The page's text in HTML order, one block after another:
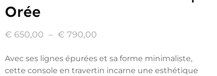
Orée
€ 650,00 – € 790,00
Avec ses lignes épurées et sa forme minimaliste,
cette console en travertin incarne une esthétique